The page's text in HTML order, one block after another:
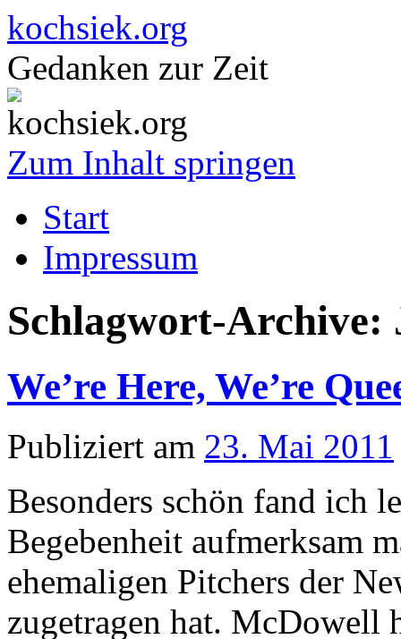
kochsiek.org
Gedanken zur Zeit
Zum Inhalt springen
Start
Impressum
Schlagwort-Archive:
We’re Here, We’re
Publiziert am 23. Mai 2011
Besonders schön fand ich
Begebenheit aufmerksam
ehemaligen Pitchers der
zugetragen hat. McDowell